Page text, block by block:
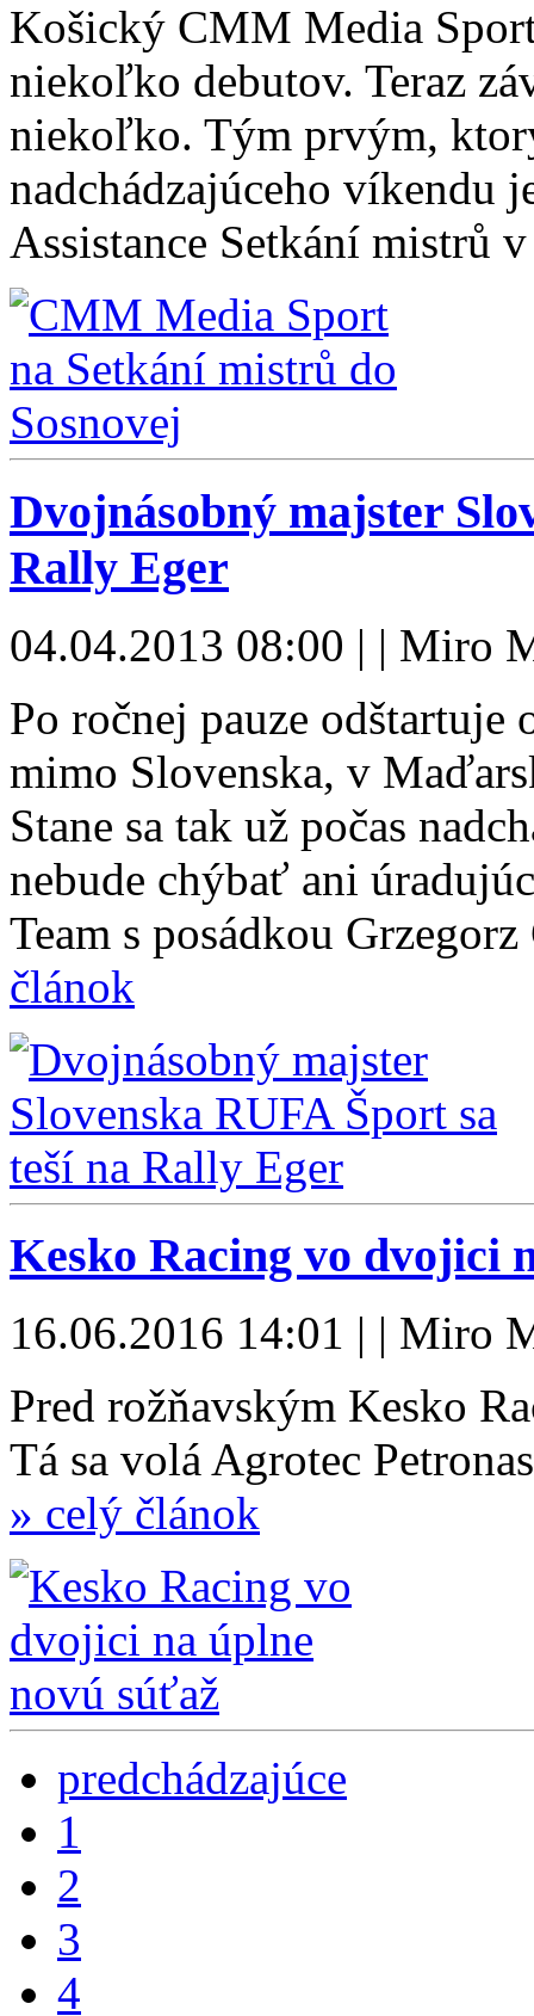
Košický CMM Media
niekoľko debutov. Teraz
niekoľko. Tým prvým,
nadchádzajúceho víkendu
Assistance Setkání mistrů
Dvojnásobný majster
Rally Eger
04.04.2013 08:00 | | Miro
Po ročnej pauze
mimo Slovenska, v
Stane sa tak už počas
nebude chýbať ani
Team s posádkou
článok
Kesko Racing vo dvojici
16.06.2016 14:01 | | Miro
Pred rožňavským Kesko
Tá sa volá Agrotec
» celý článok
predchádzajúce
1
2
3
4